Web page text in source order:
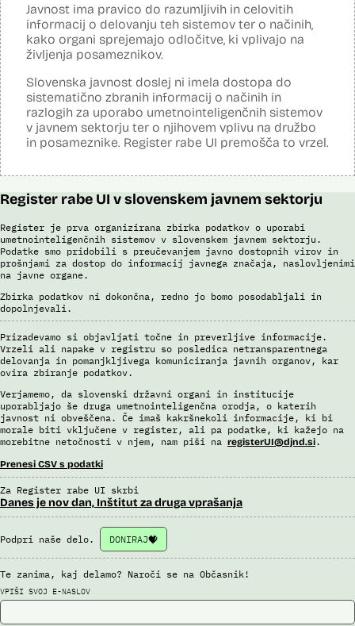
evidence potnikov iz sistema rezervacij letalskih vozovnic. Po
avtomatiziranem preverjanju podatkov PNR (Passenger Name
Record) in API (Advanced Passenger Information) v primeru ujemanja
v evidencah policije, SIS in Interpola poda rezultat v obliki "zadetek oz.
ni zadetka" z navedbo sklopa evidenc, v katerih je prišlo do ujemanja,
ter navedbo, ali se ujemanje nanaša na podatke o osebi ali na
podatke o potovalnem dokumentu. V primeru ujemanja poda tudi
podatke, na podlagi katerih je prišlo do ujemanja med preverjenimi
podatki in ocenjevalnimi merili.
Ocenjevalna merila so oblikovana z analitično obdelavo podatkov, pri
čemer se oblikujejo indikatorji tveganja, ki predstavljajo posamezne
predstavljajo specifične potovalne vzorce storilcev terorističnih in
omogočajo usmerjeno delo policije in drugih pristojnih organov na
na utemeljene razloge v posamičnem primeru posreduje podatke
potnikov, prijavljenih na let, oziroma podatke potnikov iz sistema
rezervacij letalskih vozovnic oziroma rezultate njihove obdelave
drugim enotam policije.
pri avtomatizirani obdelavi podatkov ter varnostna tveganja
posamično pregledajo še z neavtomatiziranimi sredstvi.
Sistem uporablja sledeče vire podatkov: Evidenca potnikov,
prijavljenih na let, Evidenca potnikov iz sistema rezervacij letalskih
vozovnic, Evidence policije, Schengenskega informacijskega sistema,
Interpola.
Viri:
Brošura 60 let informacijsko telekomunikacijskega sistema policije
Odgovor na zahtevek za informacije javnega značaja
Javnost ima pravico do razumljivih in celovitih
informacij o delovanju teh sistemov ter o načinih,
kako organi sprejemajo odločitve, ki vplivajo na
življenja posameznikov.
Slovenska javnost doslej ni imela dostopa do
sistematično zbranih informacij o načinih in
razlogih za uporabo umetnointeligenčnih sistemov
v javnem sektorju ter o njihovem vplivu na družbo
in posameznike. Register rabe UI premošča to vrzel.
Register rabe UI v slovenskem javnem sektorju
Register je prva organizirana zbirka podatkov o uporabi
umetnointeligenčnih sistemov v slovenskem javnem sektorju.
Podatke smo pridobili s preučevanjem javno dostopnih virov in
prošnjami za dostop do informacij javnega značaja, naslovljenimi
na javne organe.
Zbirka podatkov ni dokončna, redno jo bomo posodabljali in
dopolnjevali.
Prizadevamo si objavljati točne in preverljive informacije.
Vrzeli ali napake v registru so posledica netransparentnega
delovanja in pomanjkljivega komuniciranja javnih organov, kar
ovira zbiranje podatkov.
Verjamemo, da slovenski državni organi in institucije
uporabljajo še druga umetnointeligenčna orodja, o katerih
javnost ni obveščena. Če imaš kakršnekoli informacije, ki bi
morale biti vključene v register, ali pa podatke, ki kažejo na
morebitne netočnosti v njem, nam piši na registerUI@djnd.si.
Prenesi CSV s podatki
Za Register rabe UI skrbi
Danes je nov dan, Inštitut za druga vprašanja
Podpri naše delo. DONIRAJ
Te zanima, kaj delamo? Naroči se na Občasnik!
VPIŠI SVOJ E-NASLOV